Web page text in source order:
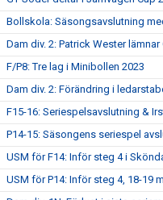
Bollskola: Säsongsavslutning
Dam div. 2: Patrick Wester lämnar
F/P8: Tre lag i Minibollen 2023
Dam div. 2: Förändring i
F15-16: Seriespelsavslutning &
P14-15: Säsongens seriespel
USM för F14: Inför steg 4 i
USM för P14: Inför steg 4, 18-19